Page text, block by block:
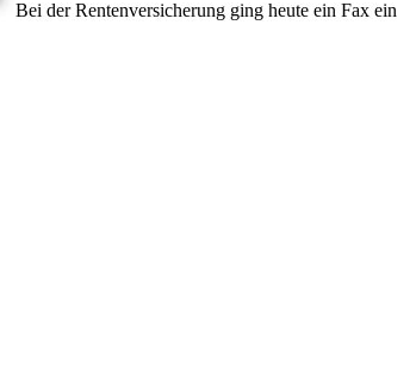
Bei der Rentenversicherung ging heute ein Fax ein